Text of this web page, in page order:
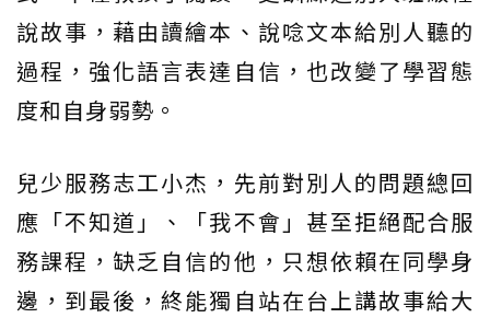
說故事，藉由讀繪本、說唸文本給別人聽的
過程，強化語言表達自信，也改變了學習態
度和自身弱勢。
兒少服務志工小杰，先前對別人的問題總回
應「不知道」、「我不會」甚至拒絕配合服
務課程，缺乏自信的他，只想依賴在同學身
邊，到最後，終能獨自站在台上講故事給大